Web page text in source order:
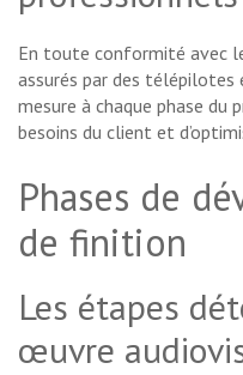
En toute conformité avec
assurés par des télépilotes
mesure à chaque phase du
besoins du client et
Phases de
de finition
Les étapes
œuvre